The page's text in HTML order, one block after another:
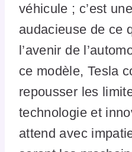
véhicule ; c’est
audacieuse de ce
l’avenir de
ce modèle, Tesla
repousser les
technologie et
attend avec